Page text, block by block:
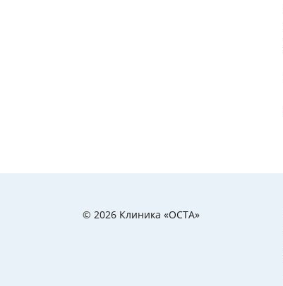
© 2026 Клиника «ОСТА»